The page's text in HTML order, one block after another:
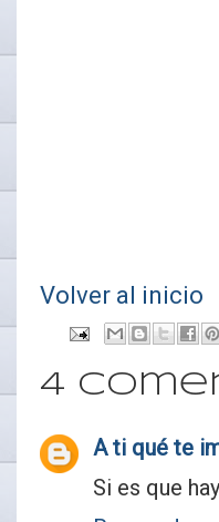
Volver al inicio
4
A ti qué te
Si es que